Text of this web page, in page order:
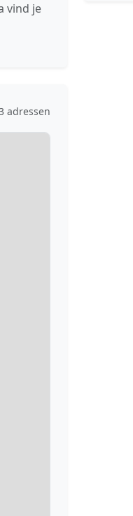
vind je
adressen